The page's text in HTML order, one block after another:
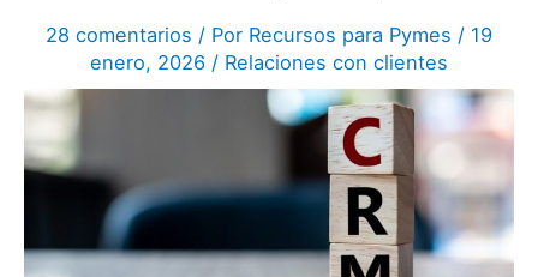
28 comentarios / Por Recursos para Pymes / 19
enero, 2026 / Relaciones con clientes